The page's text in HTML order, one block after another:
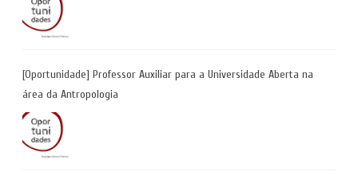
[Oportunidade] Professor Auxiliar para a Universidade Aberta na
área da Antropologia